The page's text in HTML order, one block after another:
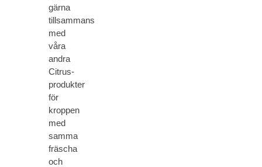
gärna
tillsammans
med
våra
andra
Citrus-
produkter
för
kroppen
med
samma
fräscha
och